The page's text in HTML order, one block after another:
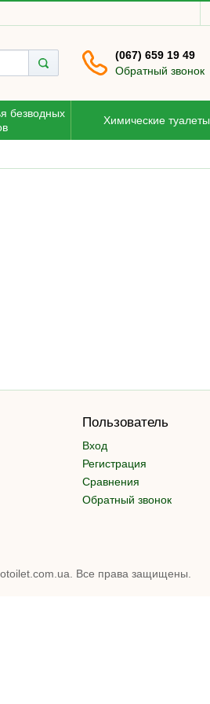
(067) 659 19 49
Обратный звонок
безводных
Химические туалеты
Пользователь
Вход
Регистрация
Сравнения
Обратный звонок
Все права защищены.